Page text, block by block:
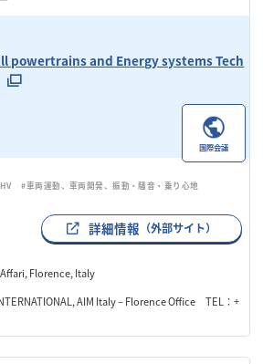
powertrains and Energy systems Tech
国際会議
#車両運動、車両開発、振動・騒音・乗り心地
詳細情報 （外部サイト）
Florence, Italy
AIM Italy – Florence Office TEL：+